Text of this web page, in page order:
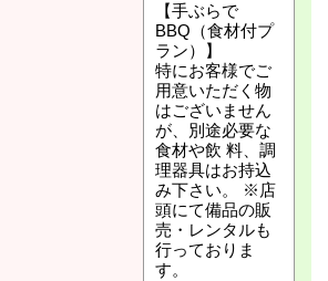
【手ぶらで
BBQ（食材付プ
ラン）】
特にお客様でご
用意いただく物
はございません
が、別途必要な
食材や飲 料、調
理器具はお持込
み下さい。 ※店
頭にて備品の販
売・レンタルも
行っておりま
す。